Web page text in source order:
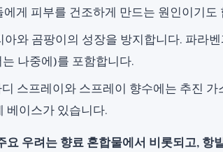
게 피부를 건조하게 만드는 원인이기도
와 곰팡이의 성장을 방지합니다. 파라
나중에)를 포함합니다.
스프레이와 스프레이 향수에는 추진 가
베이스가 있습니다.
요 우려는 향료 혼합물에서 비롯되고, 항